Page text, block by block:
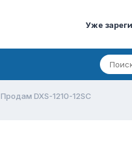
Уже
Продам DXS-1210-12SC